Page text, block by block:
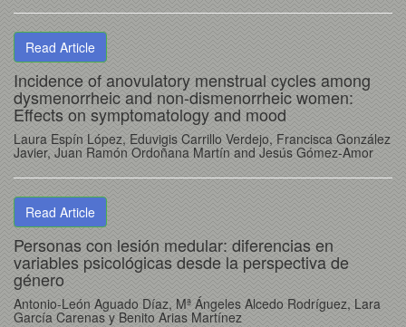
Read Article
Incidence of anovulatory menstrual cycles among
dysmenorrheic and non-dismenorrheic women:
Effects on symptomatology and mood
Laura Espín López, Eduvigis Carrillo Verdejo, Francisca González
Javier, Juan Ramón Ordoñana Martín and Jesús Gómez-Amor
Read Article
Personas con lesión medular: diferencias en
variables psicológicas desde la perspectiva de
género
Antonio-León Aguado Díaz, Mª Ángeles Alcedo Rodríguez, Lara
García Carenas y Benito Arias Martínez